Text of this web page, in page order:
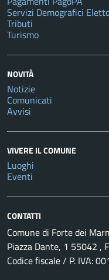
Servizi Demografici
Tributi
Turismo
NOVITÀ
Notizie
Comunicati
Avvisi
VIVERE IL COMUNE
Luoghi
Eventi
CONTATTI
Comune di Forte dei
Piazza Dante, 1 55042 ,
Codice fiscale / P. IVA: